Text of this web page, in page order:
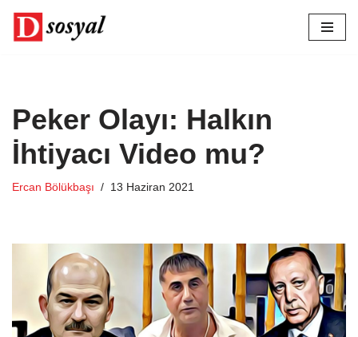
İçeriğe
Peker Olayı: Halkın
İhtiyacı Video mu?
Ercan Bölükbaşı 13 Haziran 2021